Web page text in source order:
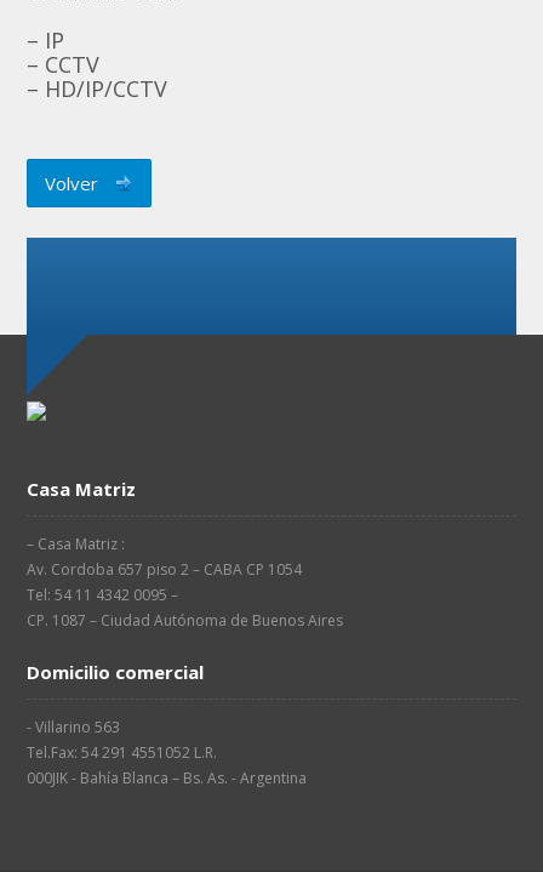
– IP
– CCTV
– HD/IP/CCTV
Volver
Casa Matriz
– Casa Matriz :
Av. Cordoba 657 piso 2 – CABA CP 1054
Tel: 54 11 4342 0095 –
CP. 1087 – Ciudad Autónoma de Buenos Aires
Domicilio comercial
- Villarino 563
Tel.Fax: 54 291 4551052 L.R.
000JIK - Bahía Blanca – Bs. As. - Argentina